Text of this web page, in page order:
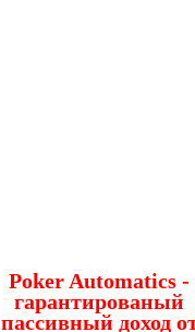
Poker Automatics -
гарантированый
пассивный доход